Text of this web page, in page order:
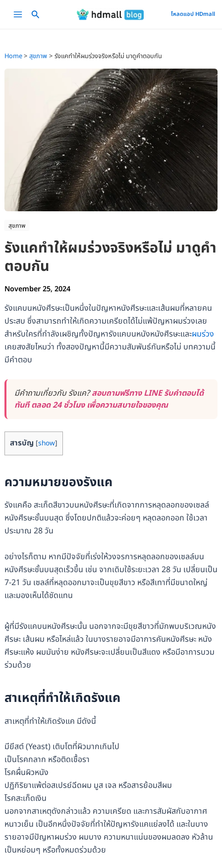
Main
โหลดแอป HDmall
Home สุขภาพ รังแคทำให้ผมร่วงจริงหรือไม่ มาดูคำตอบกัน
สุขภาพ
รังแคทำให้ผมร่วงจริงหรือไม่ มาดูคำ
ตอบกัน
November 25, 2024
รังแคบนหนังศีรษะเป็นหนึ่งในปัญหาหนังศีรษะและเส้นผมที่หลายคน
ประสบ ซึ่งสามารถทำให้เกิดความเครียดได้ไม่แพ้ปัญหาผมร่วงเลย
สำหรับใครที่กำลังเผชิญทั้งปัญหารังแคบนหนังหนังศีรษะและผมร่วง
เคยสงสัยไหมว่า ทั้งสองปัญหานี้มีความสัมพันธ์กันหรือไม่ บทความนี้
มีคำตอบ
มีคำถามเกี่ยวกับ รังแค?สอบถามฟรีทาง LINE รับคำตอบได้
ทันที ตลอด 24 ชั่วโมง เพื่อความสบายใจของคุณ
สารบัญ [show]
ความหมายของรังแค
รังแคคือ สะเก็ดสีขาวบนหนังศีรษะที่เกิดจากการหลุดลอกของเซลล์
หนังศีรษะชั้นบนสุด ซึ่งโดยปกติแล้วจะค่อยๆ หลุดลอกออก ใช้เวลา
ประมาณ 28 วัน
อย่างไรก็ตาม หากมีปัจจัยที่เร่งให้วงจรการหลุดลอกของเซลล์บน
หนังศีรษะชั้นบนสุดเร็วขึ้น เช่น จากเดิมใช้ระยะเวลา 28 วัน เปลี่ยนเป็น
7-21 วัน เซลล์ที่หลุดออกมาจะเป็นขุยสีขาว หรือสีเทาที่มีขนาดใหญ่
และมองเห็นได้ชัดแทน
ผู้ที่มีรังแคบนหนังศีรษะนั้น นอกจากจะมีขุยสีขาวที่มักพบบริเวณหนัง
ศีรษะ เส้นผม หรือไหล่แล้ว ในบางรายอาจมีอาการคันหนังศีรษะ หนัง
ศีรษะแห้ง ผมมันง่าย หนังศีรษะจะเปลี่ยนเป็นสีแดง หรือมีอาการบวม
ร่วมด้วย
สาเหตุที่ทำให้เกิดรังแค
สาเหตุที่ทำให้เกิดรังแค มีดังนี้
มียีสต์ (Yeast) เติบโตที่ผิวมากเกินไป
เป็นโรคกลาก หรือติดเชื้อรา
โรคผื่นผิวหนัง
ปฏิกิริยาแพ้ต่อสเปรย์ฉีดผม มูส เจล หรือสารย้อมสีผม
โรคสะเก็ดเงิน
นอกจากสาเหตุดังกล่าวแล้ว ความเครียด และการสัมผัสกับอากาศ
หนาวเย็น เป็นอีกหนึ่งปัจจัยที่ทำให้ปัญหารังแคแย่ลงได้ และในบาง
รายอาจมีปัญหาผมร่วง ผมบาง ความหนาแน่นของผมลดลง หัวล้าน
เป็นหย่อมๆ หรือทั้งหมดร่วมด้วย